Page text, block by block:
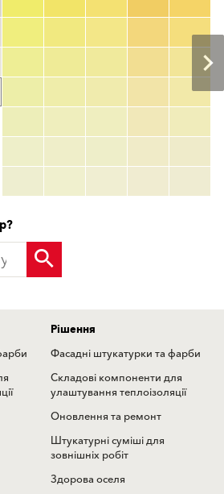
Рішення
Фасадні штукатурки та фарби
Складові компоненти для
улаштування теплоізоляції
Оновлення та ремонт
Штукатурні суміші для
зовнішніх робіт
Здорова оселя